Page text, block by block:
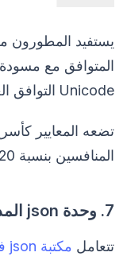
يستفيد
Unicode التوافق العالمي.
المنافسين بنسبة 20-30% في معدل النقل.
7. وحدة json المدمجة في بايثون
تتعامل مكتبة json في بايثون